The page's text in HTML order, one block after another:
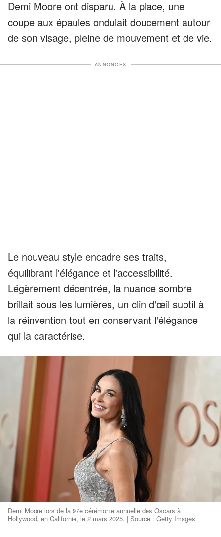
Demi Moore ont disparu. À la place, une
coupe aux épaules ondulait doucement autour
de son visage, pleine de mouvement et de vie.
ANNONCES
Le nouveau style encadre ses traits,
équilibrant l'élégance et l'accessibilité.
Légèrement décentrée, la nuance sombre
brillait sous les lumières, un clin d'œil subtil à
la réinvention tout en conservant l'élégance
qui la caractérise.
Demi Moore lors de la 97e cérémonie annuelle des Oscars à
Hollywood, en Californie, le 2 mars 2025. | Source : Getty Images